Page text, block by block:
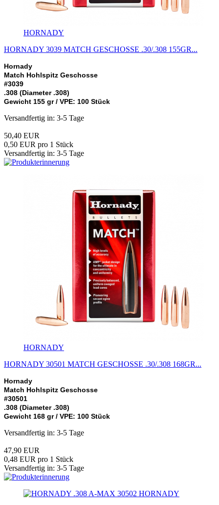
HORNADY
HORNADY 3039 MATCH GESCHOSSE .30/.308 155GR...
Hornady
Match Hohlspitz Geschosse
#3039
.308 (Diameter .308)
Gewicht 155 gr / VPE: 100 Stück
Versandfertig in: 3-5 Tage
50,40 EUR
0,50 EUR pro 1 Stück
Versandfertig in: 3-5 Tage
HORNADY
HORNADY 30501 MATCH GESCHOSSE .30/.308 168GR...
Hornady
Match Hohlspitz Geschosse
#30501
.308 (Diameter .308)
Gewicht 168 gr / VPE: 100 Stück
Versandfertig in: 3-5 Tage
47,90 EUR
0,48 EUR pro 1 Stück
Versandfertig in: 3-5 Tage
HORNADY